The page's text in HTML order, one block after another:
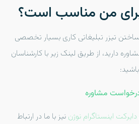
من مناسب است؟
تیزر تبلیغاتی کاری بسیار تخصصی
دارید، از طریق لینک زیر با کارشناسان
مشاوره
دایرکت اینستاگرام نوژن نیز با ما در ارتباط